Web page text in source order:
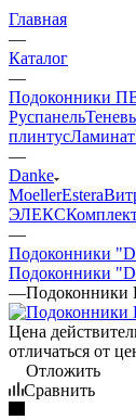
Главная
—
Каталог
—
Подоконники
Руспанель
плинтусЛаминат
—
Danke
MoellerEstera
ЭЛЕКС
—
Подоконники
Подоконники
—Подоконники
Цена
отличаться от
Отложить
Сравнить